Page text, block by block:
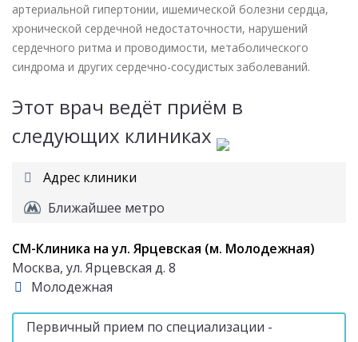
артериальной гипертонии, ишемической болезни сердца,
хронической сердечной недостаточности, нарушений
сердечного ритма и проводимости, метаболического
синдрома и других сердечно-сосудистых заболеваний.
Этот врач ведёт приём в
следующих клиниках
Адрес клиники
Ближайшее метро
СМ-Клиника на ул. Ярцевская (м. Молодежная)
Москва, ул. Ярцевская д. 8
Молодежная
Первичный прием по специализации -